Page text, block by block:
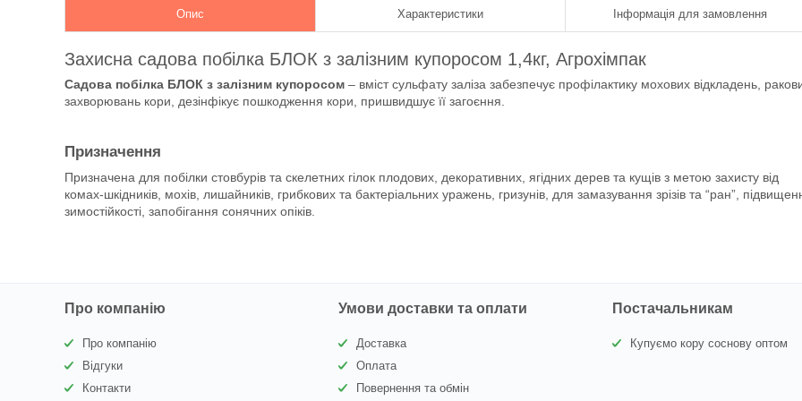
Опис Характеристики Інформація для замовлення
Захисна садова побілка БЛОК з залізним купоросом 1,4кг, Агрохімпак
Садова побілка БЛОК з залізним купоросом – вміст сульфату заліза забезпечує профілактику мохових відкладень,
захворювань кори, дезінфікує пошкодження кори, пришвидшує її загоєння.
Призначення
Призначена для побілки стовбурів та скелетних гілок плодових, декоративних, ягідних дерев та кущів з метою захисту від
комах-шкідників, мохів, лишайників, грибкових та бактеріальних уражень, гризунів, для замазування зрізів та “ран”,
зимостійкості, запобігання сонячних опіків.
Про компанію
Про компанію
Відгуки
Контакти
Умови доставки та оплати
Доставка
Оплата
Повернення та обмін
Постачальникам
Купуємо кору соснову оптом